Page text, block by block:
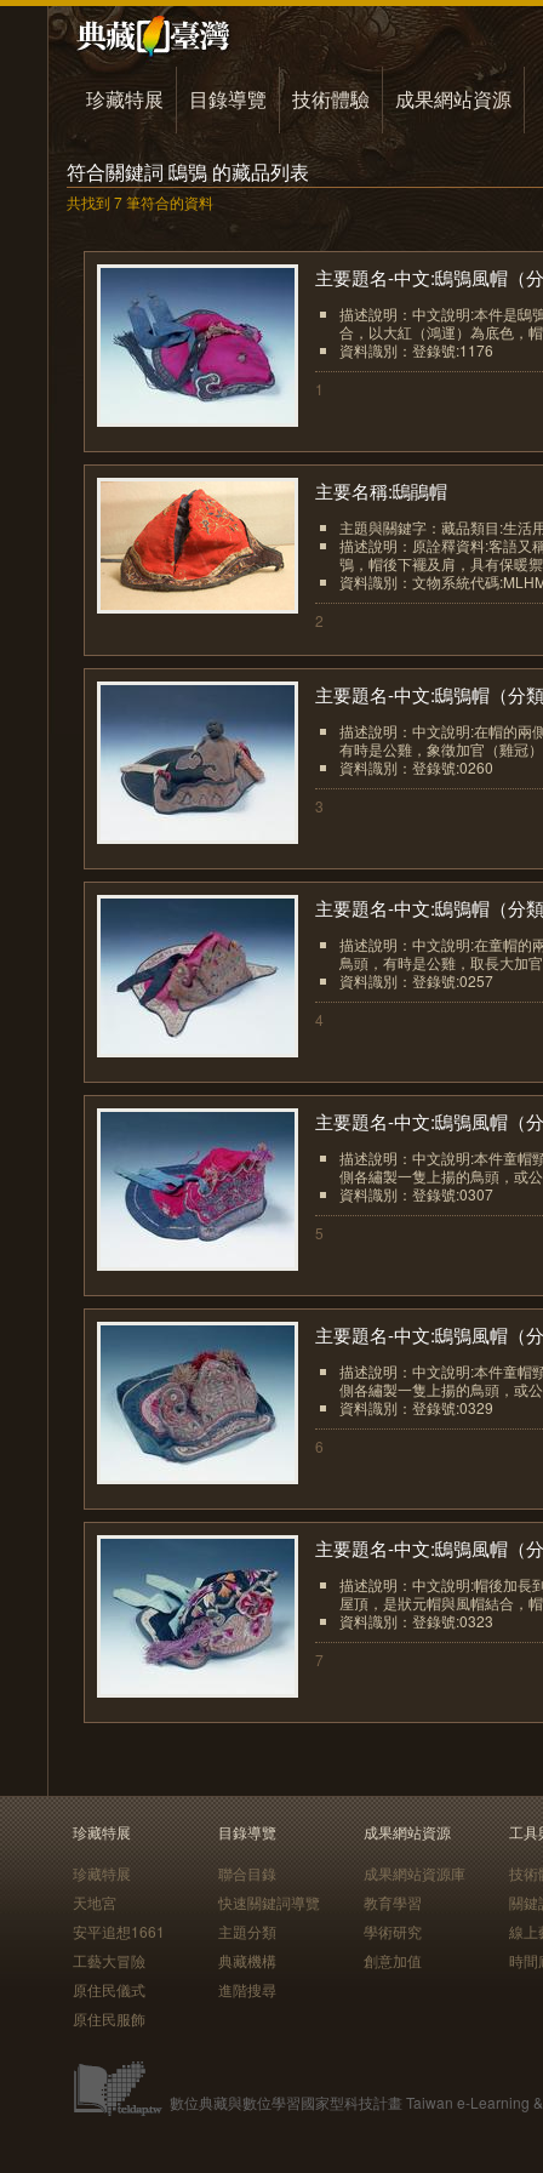
珍藏特展 目錄導覽 技術體驗 成果網站資源
符合關鍵詞 鴟鴞 的藏品列表
共找到 7 筆符合的資料
主要題名-中文:鴟鴞風帽（
描述說明：中文說明:本件是鴟
合，以大紅（鴻運）為底色，
資料識別：登錄號:1176
1
主要名稱:鴟鵑帽
主題與關鍵字：藏品類目:生活
描述說明：原詮釋資料:客語又
鴞，帽後下襬及肩，具有保暖
資料識別：文物系統代碼
2
主要題名-中文:鴟鴞帽（分
描述說明：中文說明:在帽的兩
有時是公雞，象徵加官（雞冠
資料識別：登錄號:0260
3
主要題名-中文:鴟鴞帽（分
描述說明：中文說明:在童帽的
鳥頭，有時是公雞，取長大加
資料識別：登錄號:0257
4
主要題名-中文:鴟鴞風帽（
描述說明：中文說明:本件童帽
側各繡製一隻上揚的鳥頭，或
資料識別：登錄號:0307
5
主要題名-中文:鴟鴞風帽（
描述說明：中文說明:本件童帽
側各繡製一隻上揚的鳥頭，或
資料識別：登錄號:0329
6
主要題名-中文:鴟鴞風帽（
描述說明：中文說明:帽後加長
屋頂，是狀元帽與風帽結合，
資料識別：登錄號:0323
7
珍藏特展
珍藏特展
天地宮
安平追想1661
工藝大冒險
原住民儀式
原住民服飾
目錄導覽
聯合目錄
快速關鍵詞導覽
主題分類
典藏機構
進階搜尋
成果網站資源
成果網站資源庫
教育學習
學術研究
創意加值
工具
技術
關鍵
線上
時間
數位典藏與數位學習國家型科技計畫 Taiwan e-Learning